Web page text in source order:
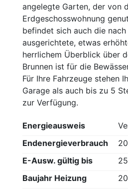
angelegte Garten, der von
Erdgeschosswohnung
befindet sich auch die
ausgerichtete, etwas
herrlichem Überblick über
Brunnen ist für die
Für Ihre Fahrzeuge stehen
Garage als auch bis zu 5
zur Verfügung.
Energieausweis
Endenergieverbrauch
E-Ausw. gültig bis
Baujahr Heizung